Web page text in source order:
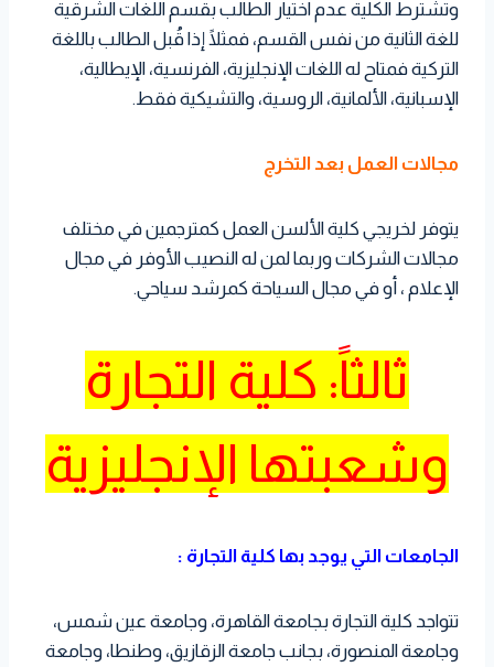
وتشترط الكلية عدم اختيار الطالب بقسم اللغات الشرقية
للغة الثانية من نفس القسم، فمثلًا إذا قُبل الطالب باللغة
التركية فمتاح له اللغات الإنجليزية، الفرنسية، الإيطالية،
الإسبانية، الألمانية، الروسية، والتشيكية فقط.
مجالات العمل بعد التخرج
يتوفر لخريجي كلية الألسن العمل كمترجمين في مختلف
مجالات الشركات وربما لمن له النصيب الأوفر في مجال
الإعلام ، أو في مجال السياحة كمرشد سياحي.
ثالثاً: كلية التجارة
وشعبتها الإنجليزية
الجامعات التي يوجد بها كلية التجارة :
تتواجد كلية التجارة بجامعة القاهرة، وجامعة عين شمس،
وجامعة المنصورة، بجانب جامعة الزقازيق، وطنطا، وجامعة